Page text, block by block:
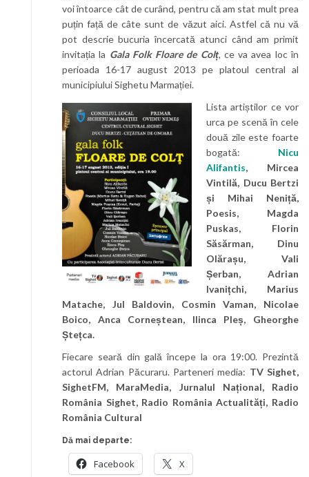
voi întoarce cât de curând, pentru că am stat mult prea
puțin față de câte sunt de văzut aici. Astfel că nu vă
pot descrie bucuria încercată atunci când am primit
invitația la Gala Folk Floare de Colț, ce va avea loc în
perioada 16-17 august 2013 pe platoul central al
municipiului Sighetu Marmației.
Lista artiștilor ce vor
urca pe scenă în cele
două zile este foarte
bogată: Nicu
Alifantis, Mircea
Vintilă, Ducu Bertzi
și Mihai Neniță,
Poesis, Magda
Puskas, Florin
Săsărman, Dinu
Olărașu, Vali
Șerban, Adrian
Ivanițchi, Marius
Matache, Jul Baldovin, Cosmin Vaman, Nicolae
Boico, Anca Corneștean, Ilinca Pleș, Gheorghe
Ștețca.
Fiecare seară din gală începe la ora 19:00. Prezintă
actorul Adrian Păcuraru. Parteneri media: TV Sighet,
SighetFM, MaraMedia, Jurnalul Național, Radio
România Sighet, Radio România Actualități, Radio
România Cultural
Dă mai departe:
Facebook X